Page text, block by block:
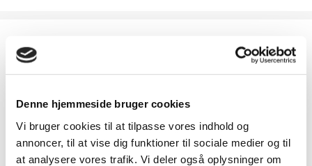
Denne hjemmeside bruger cookies
Vi bruger cookies til at tilpasse vores indhold og
annoncer, til at vise dig funktioner til sociale medier og til
at analysere vores trafik. Vi deler også oplysninger om
Fragt
Privat
Erhverv
Afhentning i Odense
Gratis